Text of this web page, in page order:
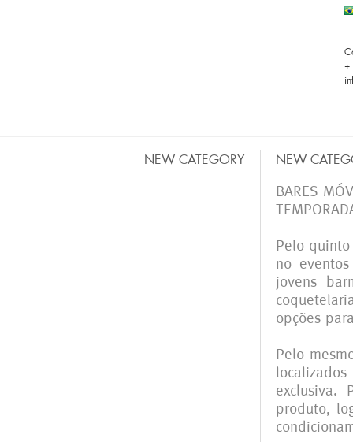
+
NEW CATEGORY NEW
BARES
Pelo
no
jovens
opções
Pelo
exclusiva.
produto,